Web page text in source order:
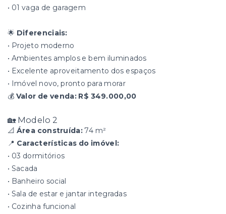
• 01 vaga de garagem
🌟 Diferenciais:
• Projeto moderno
• Ambientes amplos e bem iluminados
• Excelente aproveitamento dos espaços
• Imóvel novo, pronto para morar
💰 Valor de venda: R$ 349.000,00
🏡 Modelo 2
📐 Área construída:74 m²
📍 Características do imóvel:
• 03 dormitórios
• Sacada
• Banheiro social
• Sala de estar e jantar integradas
• Cozinha funcional